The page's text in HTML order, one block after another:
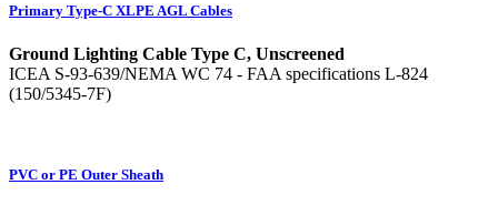
Primary Type-C XLPE AGL Cables
Ground Lighting Cable Type C, Unscreened
ICEA S-93-639/NEMA WC 74 - FAA specifications L-824
(150/5345-7F)
PVC or PE Outer Sheath